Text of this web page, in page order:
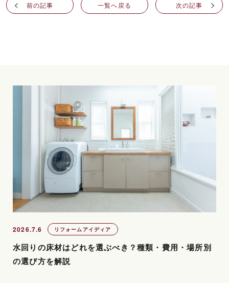
前の記事 一覧へ戻る 次の記事
2026.7.6 リフォームアイディア
水回りの床材はどれを選ぶべき？種類・費用・場所別
の選び方を解説